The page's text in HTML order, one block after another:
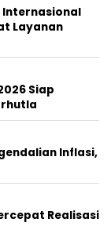
Internasional
Layanan
Siap
Inflasi,
Realisasi